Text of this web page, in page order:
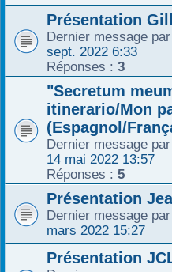
Présentation
Dernier message par
sept. 2022 6:33
Réponses : 3
"Secretum
itinerario/Mon
(Espagnol/
Dernier message par
14 mai 2022 13:57
Réponses : 5
Présentation
Dernier message par
mars 2022 15:27
Présentation